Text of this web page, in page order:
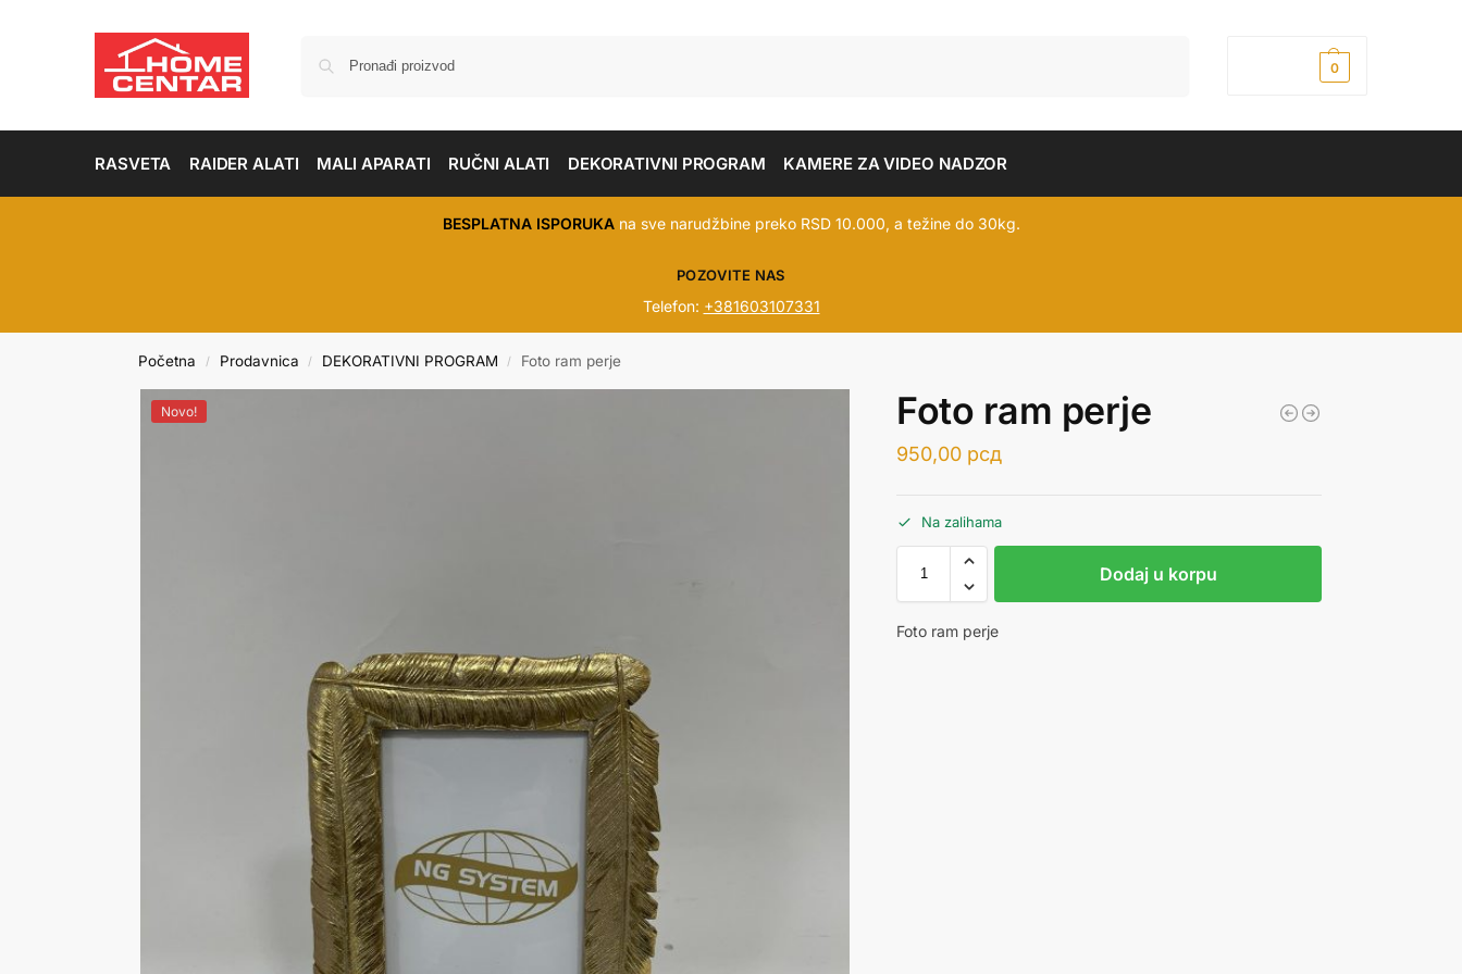
0
RASVETA RAIDER ALATI MALI APARATI RUČNI ALATI DEKORATIVNI PROGRAM KAMERE ZA VIDEO NADZOR
BESPLATNA ISPORUKAna sve narudžbine preko RSD 10.000, a težine do 30kg.
POZOVITE NAS
Telefon: +381603107331
Početna / Prodavnica / DEKORATIVNI PROGRAM / Foto ram perje
Novo! Foto ram perje
950,00 рсд
Na zalihama
Dodaj u korpu
Foto ram perje